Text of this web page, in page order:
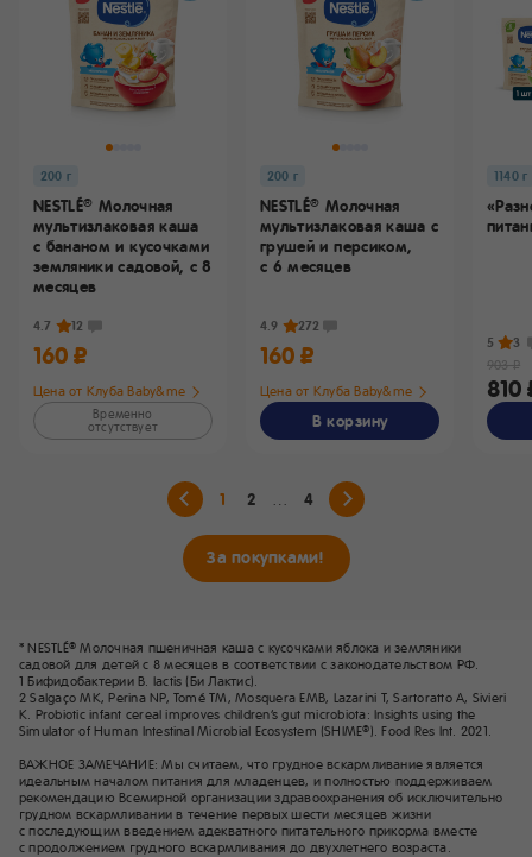
200 г
NESTLÉ® Молочная
мультизлаковая каша
с бананом и кусочками
земляники садовой, с 8
месяцев
4.7 12
160 ₽
Цена от Клуба Baby&me
Временно
отсутствует
200 г
NESTLÉ® Молочная
мультизлаковая каша с
грушей и персиком,
с 6 месяцев
4.9 272
160 ₽
Цена от Клуба Baby&me
В корзину
1140 г
5 3
810
903 ₽
1 2 4
За покупками!
* NESTLÉ® Молочная пшеничная каша с кусочками яблока и земляники
садовой для детей с 8 месяцев в соответствии с законодательством РФ.
1 Бифидобактерии B. lactis (Би Лактис).
2 Salgaço MK, Perina NP, Tomé TM, Mosquera EMB, Lazarini T, Sartoratto A, Sivieri
K. Probiotic infant cereal improves children’s gut microbiota: Insights using the
Simulator of Human Intestinal Microbial Ecosystem (SHIME®). Food Res Int. 2021.
ВАЖНОЕ ЗАМЕЧАНИЕ: Мы считаем, что грудное вскармливание является
идеальным началом питания для младенцев, и полностью поддерживаем
рекомендацию Всемирной организации здравоохранения об исключительно
грудном вскармливании в течение первых шести месяцев жизни
с последующим введением адекватного питательного прикорма вместе
с продолжением грудного вскармливания до двухлетнего возраста.